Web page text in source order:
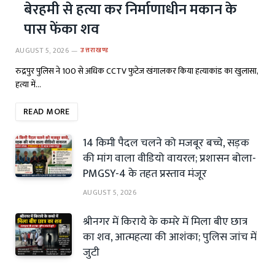
बेरहमी से हत्या कर निर्माणाधीन मकान के
पास फेंका शव
AUGUST 5, 2026 उत्तराखण्ड
रुद्रपुर पुलिस ने 100 से अधिक CCTV फुटेज खंगालकर किया हत्याकांड का खुलासा,
हत्या में…
READ MORE
14 किमी पैदल चलने को मजबूर बच्चे, सड़क
की मांग वाला वीडियो वायरल; प्रशासन बोला-
PMGSY-4 के तहत प्रस्ताव मंजूर
AUGUST 5, 2026
श्रीनगर में किराये के कमरे में मिला बीए छात्र
का शव, आत्महत्या की आशंका; पुलिस जांच में
जुटी